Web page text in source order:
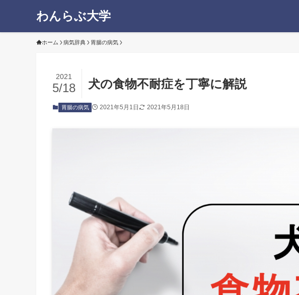
わんらぶ大学
ホーム 病気辞典 胃腸の病気
犬の食物不耐症を丁寧に解説
2021
5/18
胃腸の病気 2021年5月1日 2021年5月18日